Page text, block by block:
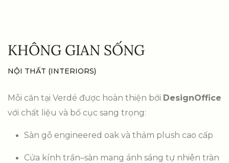
KHÔNG GIAN SỐNG
NỘI THẤT (INTERIORS)
Mỗi căn tại Verdé được hoàn thiện bởi DesignOffice
với chất liệu và bố cục sang trọng:
Sàn gỗ engineered oak và thảm plush cao cấp
Cửa kính trần–sàn mang ánh sáng tự nhiên tràn